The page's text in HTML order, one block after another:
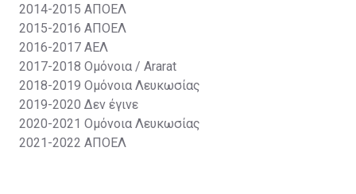
2014-2015 ΑΠΟΕΛ
2015-2016 ΑΠΟΕΛ
2016-2017 ΑΕΛ
2017-2018 Ομόνοια / Ararat
2018-2019 Ομόνοια Λευκωσίας
2019-2020 Δεν έγινε
2020-2021 Ομόνοια Λευκωσίας
2021-2022 ΑΠΟΕΛ